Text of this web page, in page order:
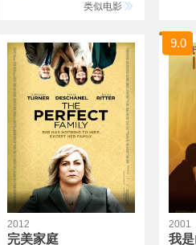
类似电影
2012
完美家庭
9.0
2001
我